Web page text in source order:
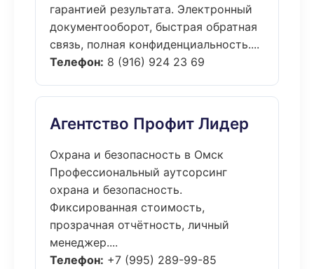
гарантией результата. Электронный
документооборот, быстрая обратная
связь, полная конфиденциальность....
Телефон: 8 (916) 924 23 69
Агентство Профит Лидер
Охрана и безопасность в Омск
Профессиональный аутсорсинг
охрана и безопасность.
Фиксированная стоимость,
прозрачная отчётность, личный
менеджер....
Телефон: +7 (995) 289-99-85